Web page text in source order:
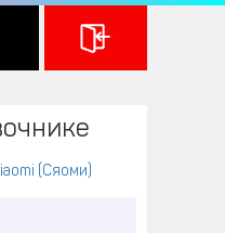
(Сяоми)